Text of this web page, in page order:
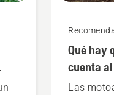
Qué hay
cuenta
Las